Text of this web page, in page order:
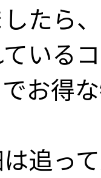
たら
いる
お得
は追っ